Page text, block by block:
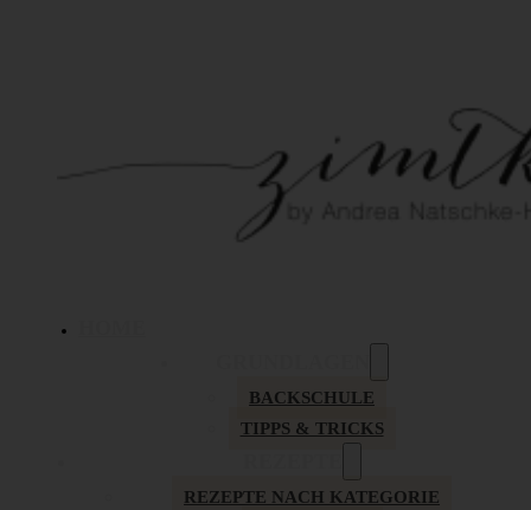
BACKSCHULE
TIPPS & TRICKS
REZEPTE NACH KATEGORIE